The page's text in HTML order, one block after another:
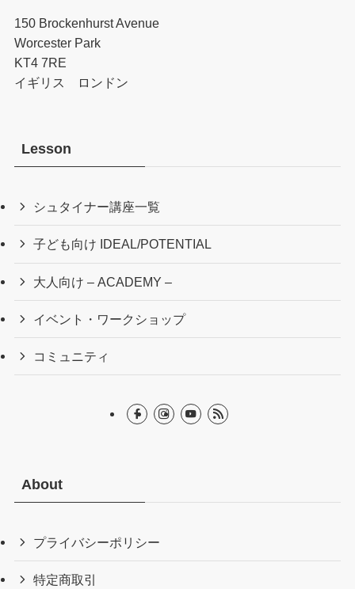
150 Brockenhurst Avenue
Worcester Park
KT4 7RE
イギリス ロンドン
Lesson
シュタイナー講座一覧
子ども向け IDEAL/POTENTIAL
大人向け – ACADEMY –
イベント・ワークショップ
コミュニティ
About
プライバシーポリシー
特定商取引